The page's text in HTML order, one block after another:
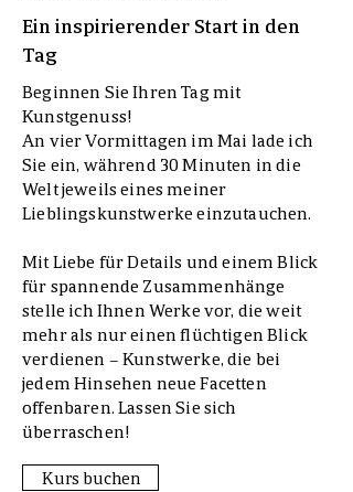
Ein inspirierender Start in den
Tag
Beginnen Sie Ihren Tag mit
Kunstgenuss!
An vier Vormittagen im Mai lade ich
Sie ein, während 30 Minuten in die
Welt jeweils eines meiner
Lieblingskunstwerke einzutauchen.
Mit Liebe für Details und einem Blick
für spannende Zusammenhänge
stelle ich Ihnen Werke vor, die weit
mehr als nur einen flüchtigen Blick
verdienen – Kunstwerke, die bei
jedem Hinsehen neue Facetten
offenbaren. Lassen Sie sich
überraschen!
Kurs buchen